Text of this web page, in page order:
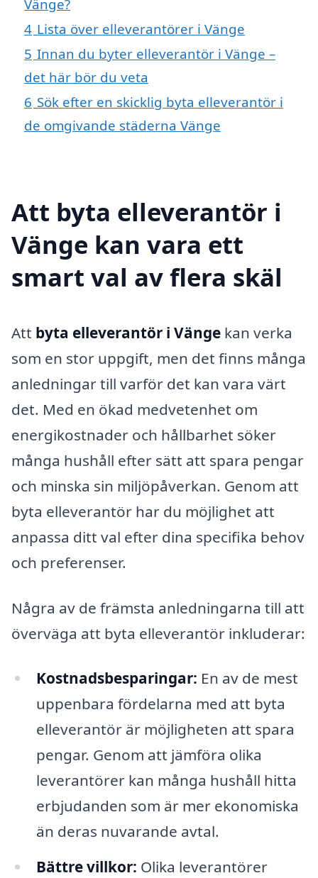
Vänge?
4 Lista över elleverantörer i Vänge
5 Innan du byter elleverantör i Vänge –
det här bör du veta
6 Sök efter en skicklig byta elleverantör i
de omgivande städerna Vänge
Att byta elleverantör i
Vänge kan vara ett
smart val av flera skäl
Att byta elleverantör i Vänge kan verka
som en stor uppgift, men det finns många
anledningar till varför det kan vara värt
det. Med en ökad medvetenhet om
energikostnader och hållbarhet söker
många hushåll efter sätt att spara pengar
och minska sin miljöpåverkan. Genom att
byta elleverantör har du möjlighet att
anpassa ditt val efter dina specifika behov
och preferenser.
Några av de främsta anledningarna till att
överväga att byta elleverantör inkluderar:
Kostnadsbesparingar: En av de mest
uppenbara fördelarna med att byta
elleverantör är möjligheten att spara
pengar. Genom att jämföra olika
leverantörer kan många hushåll hitta
erbjudanden som är mer ekonomiska
än deras nuvarande avtal.
Bättre villkor: Olika leverantörer